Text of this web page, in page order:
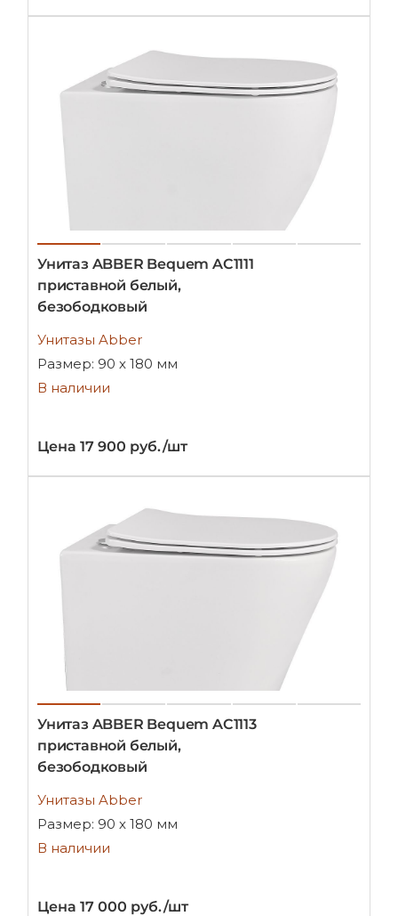
Унитаз ABBER Bequem AC1111
приставной белый,
безободковый
Унитазы Abber
Размер: 90 х 180 мм
В наличии
Цена 17 900 руб./шт
Унитаз ABBER Bequem AC1113
приставной белый,
безободковый
Унитазы Abber
Размер: 90 х 180 мм
В наличии
Цена 17 000 руб./шт